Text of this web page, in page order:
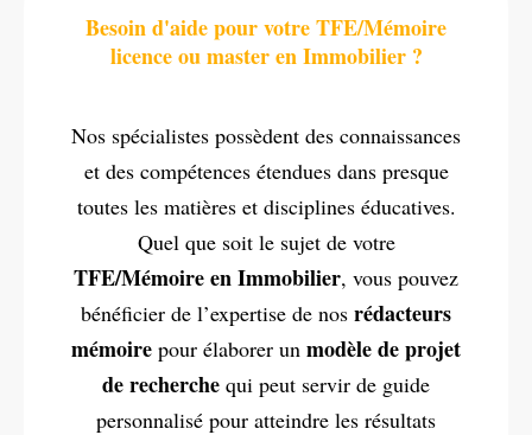
Besoin d'aide pour votre TFE/Mémoire
licence ou master en Immobilier ?
Nos spécialistes possèdent des connaissances
et des compétences étendues dans presque
toutes les matières et disciplines éducatives.
Quel que soit le sujet de votre
TFE/Mémoire en Immobilier, vous pouvez
bénéficier de l’expertise de nos rédacteurs
mémoire pour élaborer un modèle de projet
de recherche qui peut servir de guide
personnalisé pour atteindre les résultats